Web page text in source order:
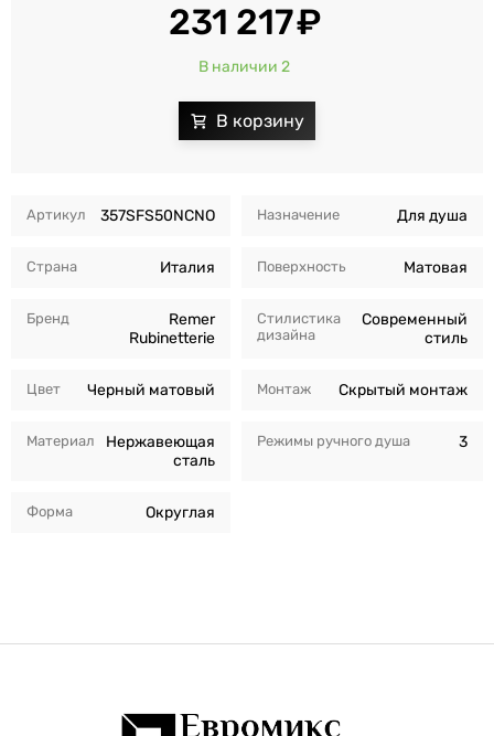
Артикул 357SFS50NCNO
Страна Италия
Бренд
Remer
Rubinetterie
Цвет Черный матовый
Материал
Нержавеющая
сталь
Форма Округлая
Назначение Для душа
Поверхность Матовая
Стилистика
дизайна
Современный
стиль
Монтаж Скрытый монтаж
Режимы ручного душа 3
231 217
В наличии 2